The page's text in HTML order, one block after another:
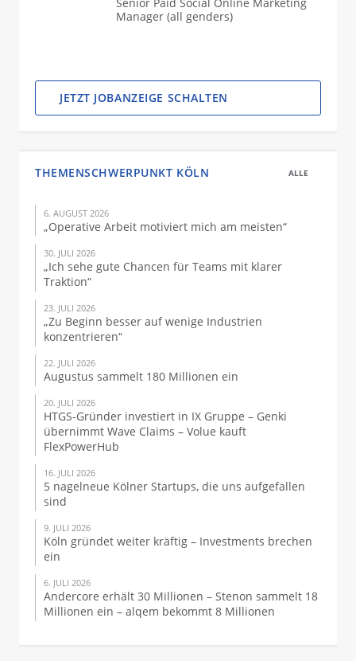
Manager (all genders)
JETZT JOBANZEIGE SCHALTEN
THEMENSCHWERPUNKT KÖLN ALLE
6. AUGUST 2026
„Operative Arbeit motiviert mich am meisten“
30. JULI 2026
„Ich sehe gute Chancen für Teams mit klarer
Traktion“
23. JULI 2026
„Zu Beginn besser auf wenige Industrien
konzentrieren“
22. JULI 2026
Augustus sammelt 180 Millionen ein
20. JULI 2026
HTGS-Gründer investiert in IX Gruppe – Genki
übernimmt Wave Claims – Volue kauft
FlexPowerHub
16. JULI 2026
5 nagelneue Kölner Startups, die uns aufgefallen
sind
9. JULI 2026
Köln gründet weiter kräftig – Investments brechen
ein
6. JULI 2026
Andercore erhält 30 Millionen – Stenon sammelt 18
Millionen ein – alqem bekommt 8 Millionen